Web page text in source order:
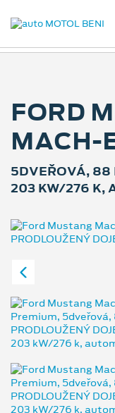
FORD
5DVEŘOVÁ, 88
203 KW/276 K,